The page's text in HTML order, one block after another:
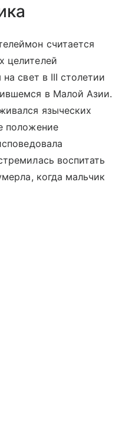
считается
целителей
свет в III столетии
в Малой Азии.
языческих
положение
воспитать
когда мальчик